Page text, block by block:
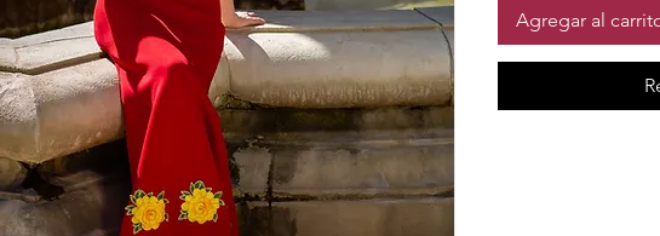
Agregar al